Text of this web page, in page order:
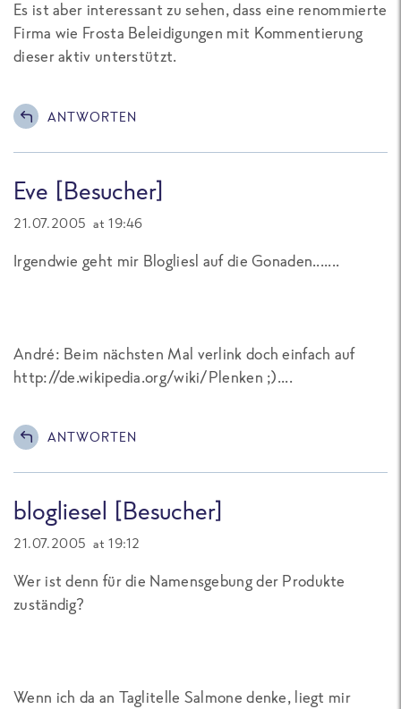
Es ist aber interessant zu sehen, dass eine renommierte
Firma wie Frosta Beleidigungen mit Kommentierung
dieser aktiv unterstützt.
ANTWORTEN
Eve [Besucher]
21.07.2005 at 19:46
Irgendwie geht mir Blogliesl auf die Gonaden.......
André: Beim nächsten Mal verlink doch einfach auf
http://de.wikipedia.org/wiki/Plenken ;)....
ANTWORTEN
blogliesel [Besucher]
21.07.2005 at 19:12
Wer ist denn für die Namensgebung der Produkte
zuständig?
Wenn ich da an Taglitelle Salmone denke, liegt mir